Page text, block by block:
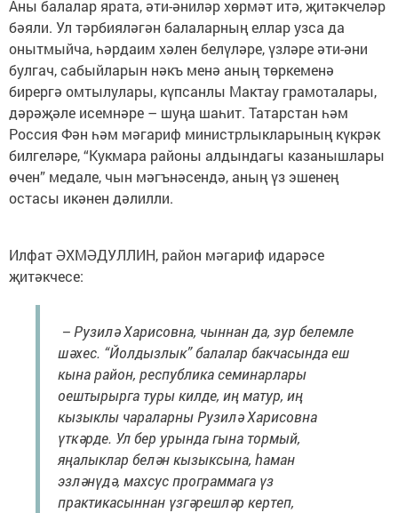
Аны балалар ярата, әти-әниләр хөрмәт итә, җитәкчеләр
бәяли. Ул тәрбияләгән балаларның еллар узса да
онытмыйча, һәрдаим хәлен белүләре, үзләре әти-әни
булгач, сабыйларын нәкъ менә аның төркеменә
бирергә омтылулары, күпсанлы Мактау грамоталары,
дәрәҗәле исемнәре – шуңа шаһит. Татарстан һәм
Россия Фән һәм мәгариф министрлыкларының күкрәк
билгеләре, “Кукмара районы алдындагы казанышлары
өчен” медале, чын мәгънәсендә, аның үз эшенең
остасы икәнен дәлилли.
Илфат ӘХМӘДУЛЛИН, район мәгариф идарәсе
җитәкчесе:
– Рузилә Харисовна, чыннан да, зур белемле
шәхес. “Йолдызлык” балалар бакчасында еш
кына район, республика семинарлары
оештырырга туры килде, иң матур, иң
кызыклы чараларны Рузилә Харисовна
үткәрде. Ул бер урында гына тормый,
яңалыклар белән кызыксына, һаман
эзләнүдә, махсус программага үз
практикасыннан үзгәрешләр кертеп,